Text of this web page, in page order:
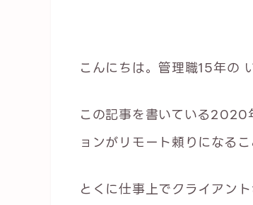
こんにちは。管理職15年の
この記事を書いている2020
ョンがリモート頼りになるこ
とくに仕事上でクライアン